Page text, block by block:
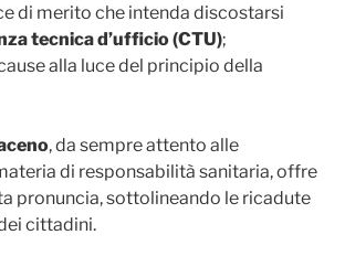
di merito che intenda discostarsi
tecnica d’ufficio (CTU);
alla luce del principio della
, da sempre attento alle
di responsabilità sanitaria, offre
pronuncia, sottolineando le ricadute
cittadini.